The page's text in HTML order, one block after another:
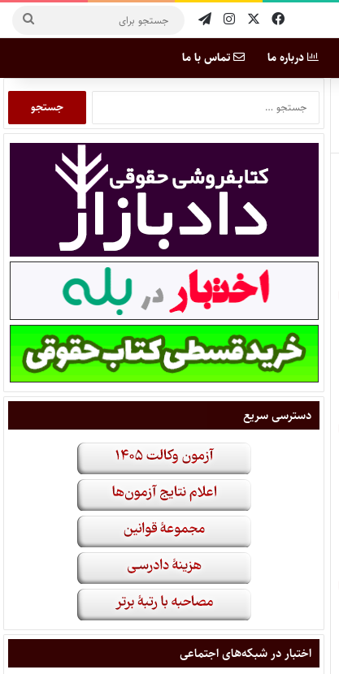
درباره ما تماس با ما
دسترسی سریع
اختبار در شبکه‌های اجتماعی